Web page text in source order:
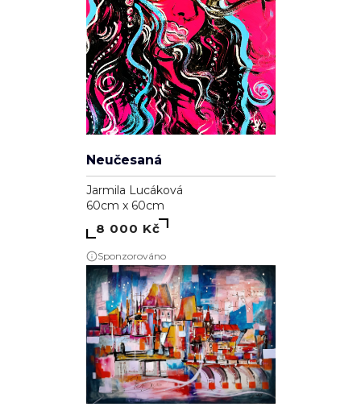
Neučesaná
Jarmila Lucáková
60cm x 60cm
8 000 Kč
Sponzorováno